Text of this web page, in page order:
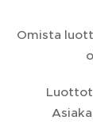
Omista